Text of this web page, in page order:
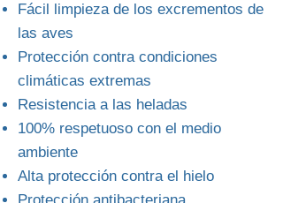
Fácil limpieza de los excrementos de
las aves
Protección contra condiciones
climáticas extremas
Resistencia a las heladas
100% respetuoso con el medio
ambiente
Alta protección contra el hielo